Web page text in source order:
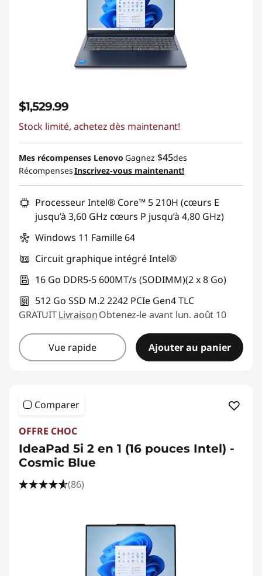
$1,529.99
Stock limité, achetez dès maintenant!
Mes récompenses Lenovo Gagnez $45des
RécompensesInscrivez-vous maintenant!
Processeur Intel® Core™ 5 210H (cœurs E
jusqu’à 3,60 GHz cœurs P jusqu’à 4,80 GHz)
Windows 11 Famille 64
Circuit graphique intégré Intel®
16 Go DDR5-5 600MT/s (SODIMM)(2 x 8 Go)
512 Go SSD M.2 2242 PCIe Gen4 TLC
GRATUITLivraisonObtenez-le avant lun. août 10
Vue rapide Ajouter au panier
Comparer
OFFRE CHOC
IdeaPad 5i 2 en 1 (16 pouces Intel) -
Cosmic Blue
(86)